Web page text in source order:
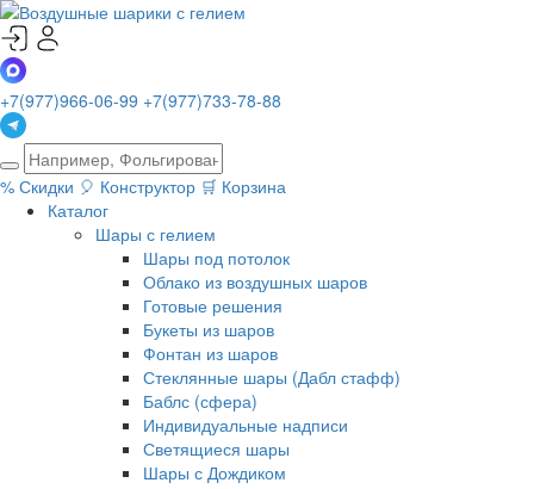
+7(977)966-06-99 +7(977)733-78-88
% Скидки 🎈 Конструктор 🛒 Корзина
Каталог
Шары с гелием
Шары под потолок
Облако из воздушных шаров
Готовые решения
Букеты из шаров
Фонтан из шаров
Стеклянные шары (Дабл стафф)
Баблс (сфера)
Индивидуальные надписи
Светящиеся шары
Шары с Дождиком